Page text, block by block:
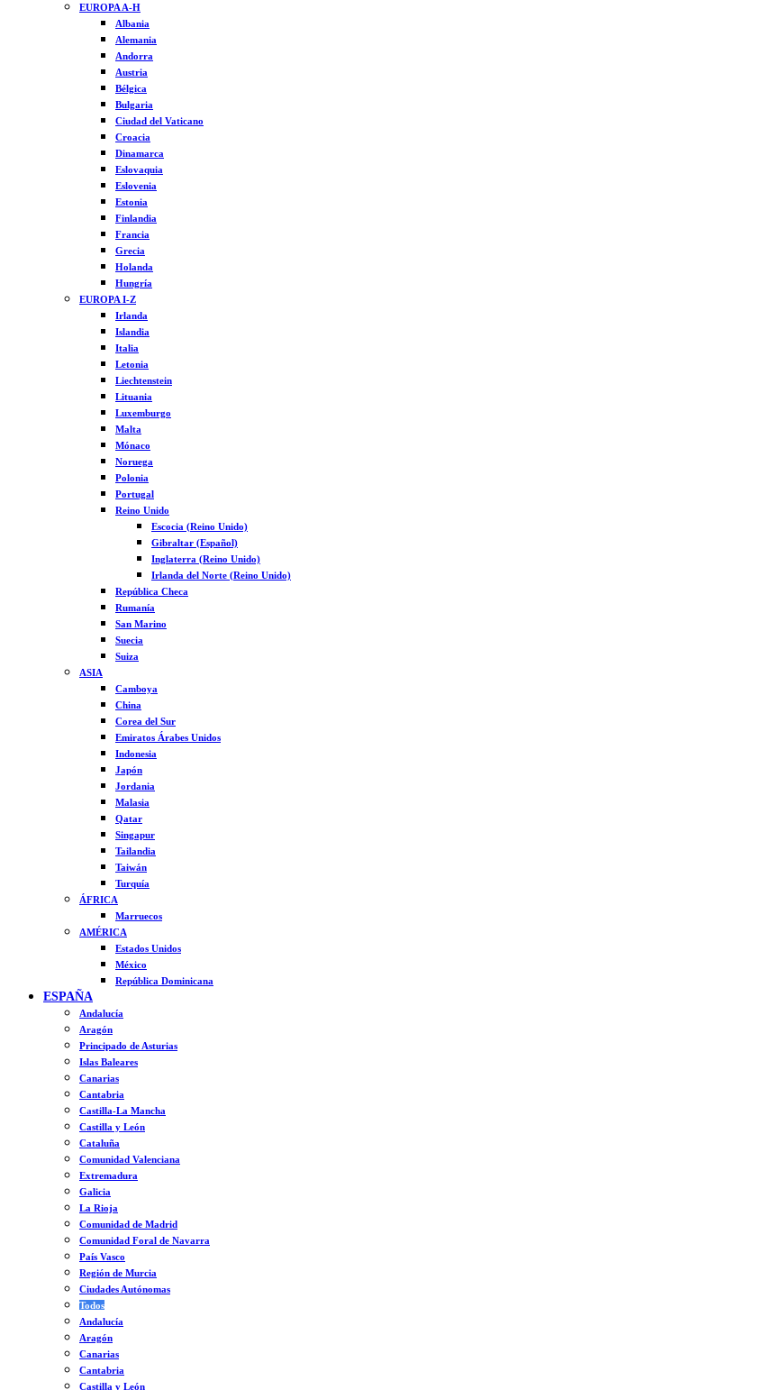
EUROPA A-H
Albania
Alemania
Andorra
Austria
Bélgica
Bulgaria
Ciudad del Vaticano
Croacia
Dinamarca
Eslovaquia
Eslovenia
Estonia
Finlandia
Francia
Grecia
Holanda
Hungría
EUROPA I-Z
Irlanda
Islandia
Italia
Letonia
Liechtenstein
Lituania
Luxemburgo
Malta
Mónaco
Noruega
Polonia
Portugal
Reino Unido
Escocia (Reino Unido)
Gibraltar (Español)
Inglaterra (Reino Unido)
Irlanda del Norte (Reino Unido)
República Checa
Rumanía
San Marino
Suecia
Suiza
ASIA
Camboya
China
Corea del Sur
Emiratos Árabes Unidos
Indonesia
Japón
Jordania
Malasia
Qatar
Singapur
Tailandia
Taiwán
Turquía
ÁFRICA
Marruecos
AMÉRICA
Estados Unidos
México
República Dominicana
ESPAÑA
Andalucía
Aragón
Principado de Asturias
Islas Baleares
Canarias
Cantabria
Castilla-La Mancha
Castilla y León
Cataluña
Comunidad Valenciana
Extremadura
Galicia
La Rioja
Comunidad de Madrid
Comunidad Foral de Navarra
País Vasco
Región de Murcia
Ciudades Autónomas
Todos
Andalucía
Aragón
Canarias
Cantabria
Castilla y León